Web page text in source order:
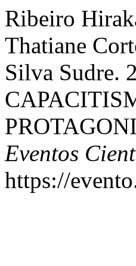
Ribeiro
Thatiane
Silva Sudre.
Eventos
https://